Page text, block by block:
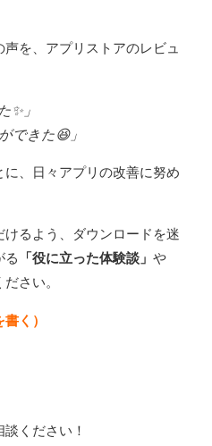
を、アプリストアのレビュ
✨」
できた😆」
、日々アプリの改善に努め
るよう、ダウンロードを迷
る
「役に立った体験談」 や
さい。
く）
ください！